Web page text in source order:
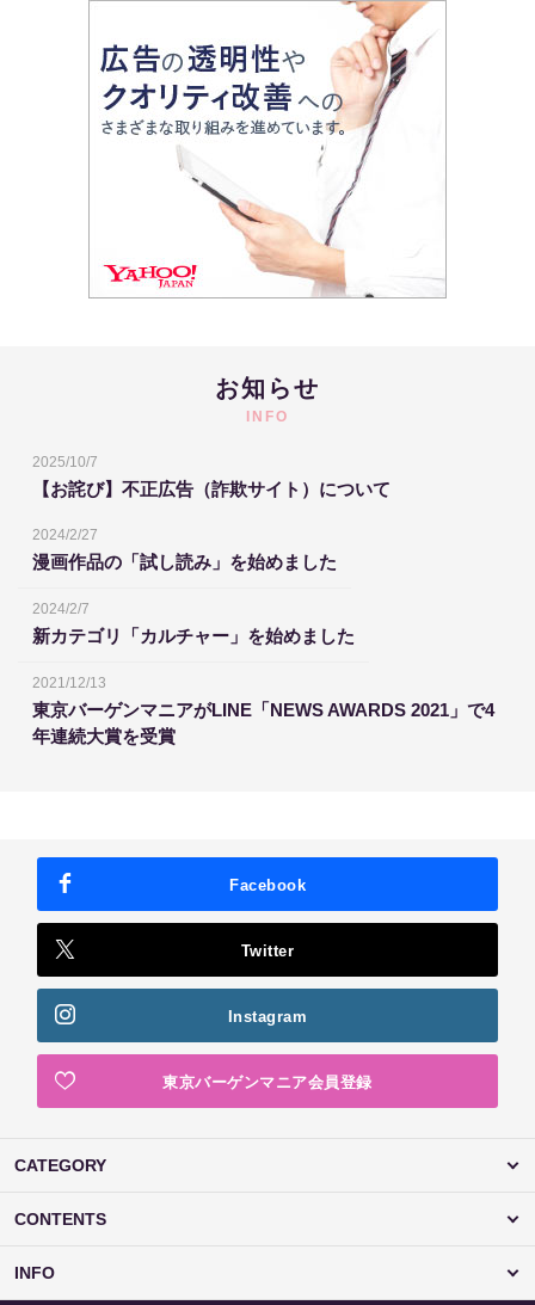
お知らせ
INFO
2025/10/7
【お詫び】不正広告（詐欺サイト）について
2024/2/27
漫画作品の「試し読み」を始めました
2024/2/7
新カテゴリ「カルチャー」を始めました
2021/12/13
東京バーゲンマニアがLINE「NEWS AWARDS 2021」で4
年連続大賞を受賞
Facebook
Twitter
Instagram
東京バーゲンマニア会員登録
CATEGORY
CONTENTS
INFO